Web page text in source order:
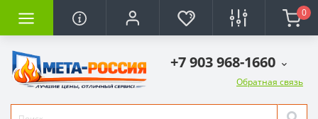
0
+7 903 968-1660
Обратная связь